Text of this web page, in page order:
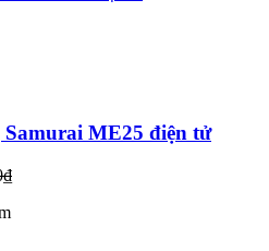
Samurai ME25 điện tử